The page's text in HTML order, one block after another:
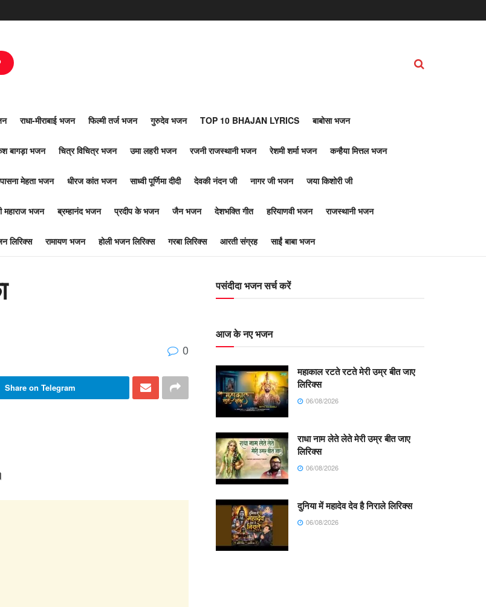
राधा-मीराबाई भजन फिल्मी तर्ज भजन गुरुदेव भजन TOP 10 BHAJAN LYRICS बाबोसा भजन
बागड़ा भजन चित्र विचित्र भजन उमा लहरी भजन रजनी राजस्थानी भजन रेशमी शर्मा भजन कन्हैया मित्तल भजन
मेहता भजन धीरज कांत भजन साध्वी पूर्णिमा दीदी देवकी नंदन जी नागर जी भजन जया किशोरी जी
महाराज भजन ब्रम्हानंद भजन प्रदीप के भजन जैन भजन देशभक्ति गीत हरियाणवी भजन राजस्थानी भजन
लिरिक्स रामायण भजन होली भजन लिरिक्स गरबा लिरिक्स आरती संग्रह साईं बाबा भजन
0
Share on Telegram
पसंदीदा भजन सर्च करें
आज के नए भजन
महाकाल रटते रटते मेरी उम्र बीत जाए
लिरिक्स
06/08/2026
राधा नाम लेते लेते मेरी उम्र बीत जाए
लिरिक्स
06/08/2026
दुनिया में महादेव देव है निराले लिरिक्स
06/08/2026